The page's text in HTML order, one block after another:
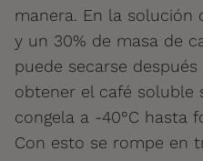
manera. En la solución
y un 30% de masa de
puede secarse
obtener el café soluble
congela a -40°C hasta
Con esto se rompe en